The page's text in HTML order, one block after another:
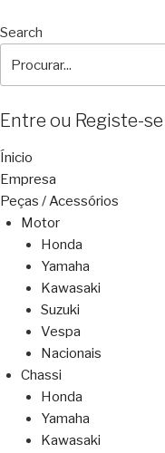
Search
Entre ou Registe-se
Ínicio
Empresa
Peças / Acessórios
Motor
Honda
Yamaha
Kawasaki
Suzuki
Vespa
Nacionais
Chassi
Honda
Yamaha
Kawasaki